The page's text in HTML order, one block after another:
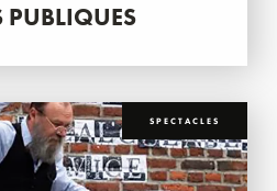
PUBLIQUES
SPECTACLES